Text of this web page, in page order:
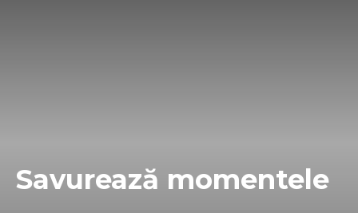
Savurează momentele